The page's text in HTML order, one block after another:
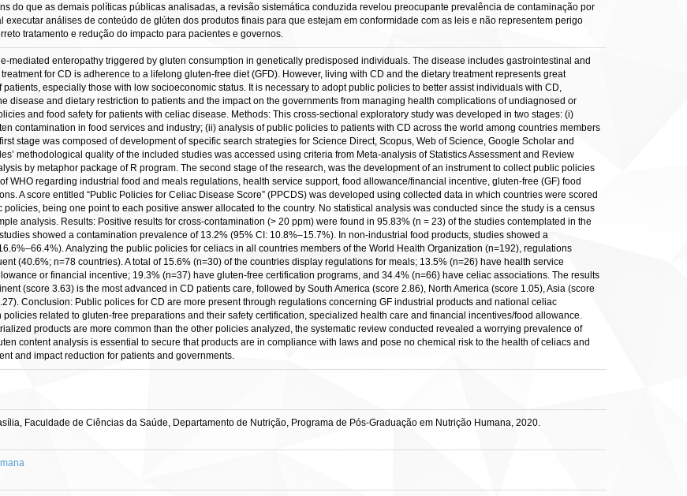
do que as demais políticas públicas analisadas, a revisão sistemática conduzida revelou preocupante prevalência de contaminação por
executar análises de conteúdo de glúten dos produtos finais para que estejam em conformidade com as leis e não representem perigo
tratamento e redução do impacto para pacientes e governos.
mediated enteropathy triggered by gluten consumption in genetically predisposed individuals. The disease includes gastrointestinal and
for CD is adherence to a lifelong gluten-free diet (GFD). However, living with CD and the dietary treatment represents great
especially those with low socioeconomic status. It is necessary to adopt public policies to better assist individuals with CD,
disease and dietary restriction to patients and the impact on the governments from managing health complications of undiagnosed or
and food safety for patients with celiac disease. Methods: This cross-sectional exploratory study was developed in two stages: (i)
contamination in food services and industry; (ii) analysis of public policies to patients with CD across the world among countries members
stage was composed of development of specific search strategies for Science Direct, Scopus, Web of Science, Google Scholar and
methodological quality of the included studies was accessed using criteria from Meta-analysis of Statistics Assessment and Review
by metaphor package of R program. The second stage of the research, was the development of an instrument to collect public policies
WHO regarding industrial food and meals regulations, health service support, food allowance/financial incentive, gluten-free (GF) food
A score entitled “Public Policies for Celiac Disease Score” (PPCDS) was developed using collected data in which countries were scored
being one point to each positive answer allocated to the country. No statistical analysis was conducted since the study is a census
analysis. Results: Positive results for cross-contamination (> 20 ppm) were found in 95.83% (n = 23) of the studies contemplated in the
showed a contamination prevalence of 13.2% (95% CI: 10.8%–15.7%). In non-industrial food products, studies showed a
Analyzing the public policies for celiacs in all countries members of the World Health Organization (n=192), regulations
(40.6%; n=78 countries). A total of 15.6% (n=30) of the countries display regulations for meals; 13.5% (n=26) have health service
or financial incentive; 19.3% (n=37) have gluten-free certification programs, and 34.4% (n=66) have celiac associations. The results
(score 3.63) is the most advanced in CD patients care, followed by South America (score 2.86), North America (score 1.05), Asia (score
Conclusion: Public polices for CD are more present through regulations concerning GF industrial products and national celiac
related to gluten-free preparations and their safety certification, specialized health care and financial incentives/food allowance.
products are more common than the other policies analyzed, the systematic review conducted revealed a worrying prevalence of
content analysis is essential to secure that products are in compliance with laws and pose no chemical risk to the health of celiacs and
and impact reduction for patients and governments.
Faculdade de Ciências da Saúde, Departamento de Nutrição, Programa de Pós-Graduação em Nutrição Humana, 2020.